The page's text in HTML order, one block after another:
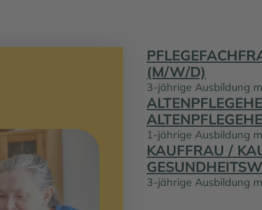
(M/W/D)
3-jährige Ausbildung
1-jährige Ausbildung
KAUFFRAU /
3-jährige Ausbildung